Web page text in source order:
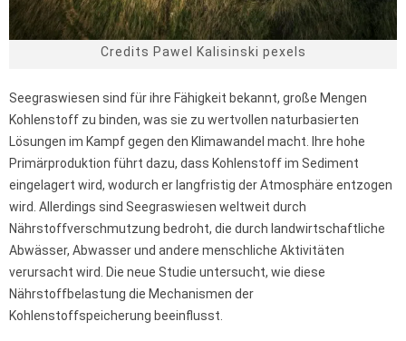
Credits Pawel Kalisinski pexels
Seegraswiesen sind für ihre Fähigkeit bekannt, große Mengen
Kohlenstoff zu binden, was sie zu wertvollen naturbasierten
Lösungen im Kampf gegen den Klimawandel macht. Ihre hohe
Primärproduktion führt dazu, dass Kohlenstoff im Sediment
eingelagert wird, wodurch er langfristig der Atmosphäre entzogen
wird. Allerdings sind Seegraswiesen weltweit durch
Nährstoffverschmutzung bedroht, die durch landwirtschaftliche
Abwässer, Abwasser und andere menschliche Aktivitäten
verursacht wird. Die neue Studie untersucht, wie diese
Nährstoffbelastung die Mechanismen der
Kohlenstoffspeicherung beeinflusst.